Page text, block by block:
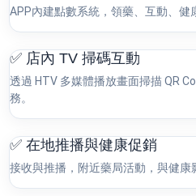
APP內建點數系統，領藥、互動、健
✅ 店內 TV 掃碼互動
透過 HTV 多媒體播放畫面掃描 QR
務。
✅ 在地推播與健康促銷
接收與推播，附近藥局活動，與健康